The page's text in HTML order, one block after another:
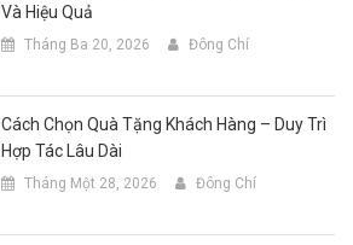
Và Hiệu Quả
Tháng Ba 20, 2026 Đông Chí
Cách Chọn Quà Tặng Khách Hàng – Duy Trì
Hợp Tác Lâu Dài
Tháng Một 28, 2026 Đông Chí